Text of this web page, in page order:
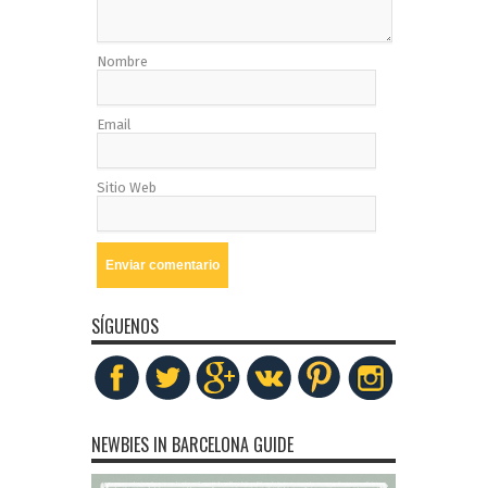
Nombre
Email
Sitio Web
SÍGUENOS
NEWBIES IN BARCELONA GUIDE